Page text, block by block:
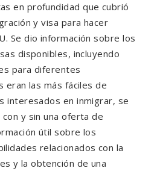
en profundidad que cubrió
y visa para hacer
Se dio información sobre los
disponibles, incluyendo
para diferentes
eran las más fáciles de
interesados ​​en inmigrar, se
y sin una oferta de
útil sobre los
relacionados con la
y la obtención de una